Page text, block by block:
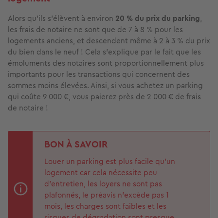
Alors qu'ils s’élèvent à environ 20 % du prix du parking,
les frais de notaire ne sont que de 7 à 8 % pour les
logements anciens, et descendent même à 2 à 3 % du prix
du bien dans le neuf ! Cela s’explique par le fait que les
émoluments des notaires sont proportionnellement plus
importants pour les transactions qui concernent des
sommes moins élevées. Ainsi, si vous achetez un parking
qui coûte 9 000 €, vous paierez près de 2 000 € de frais
de notaire !
BON À SAVOIR
Louer un parking est plus facile qu'un
logement car cela nécessite peu
d’entretien, les loyers ne sont pas
plafonnés, le préavis n’excède pas 1
mois, les charges sont faibles et les